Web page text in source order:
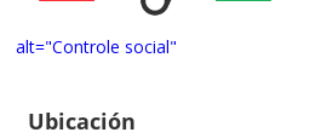
alt="Controle social"
Ubicación